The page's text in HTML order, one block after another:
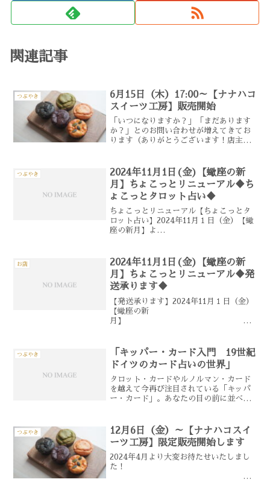
関連記事
つぶやき
6月15日（木）17:00～【ナナハコ
スイーツ工房】販売開始
「いつになりますか？」「まだあります
か？」とのお問い合わせが増えてきてお
ります（ありがとうございます！店主感
さくさくさささっくさくの【米粉のクッ
キー】でおなじみの【ナナ...
つぶやき
2024年11月1日(金)【蠍座の新
月】ちょこっとリニューアル♦ち
ょこっとタロット占い♦
ちょこっとリニューアル【ちょこっとタ
ロット占い】2024年11月１日（金）【蠍
座の新月】よ
サービ
スの見直し、それに伴い価格改定をさせ
ていた...
お店
2024年11月1日(金)【蠍座の新
月】ちょこっとリニューアル♦発
送承ります♦
【発送承ります】2024年11月１日（金）
【蠍座の新
月】
りますこんな方におすすめですたくさん
購入したはいいが重くて持って帰られな
い忙しく...
つぶやき
「キッパー・カード入門 19世紀
ドイツのカード占いの世界」
タロット・カードやルノルマン・カード
を越えて今再び注目されている「キッパ
ー・カード」。あなたの目の前に並べら
キッパーの神秘の世界をわかりやすく解
説！1890年に生ま...
つぶやき
12月6日（金）～【ナナハコスイ
ーツ工房】限定販売開始します
2024年4月より大変お待たせいたしまし
た！